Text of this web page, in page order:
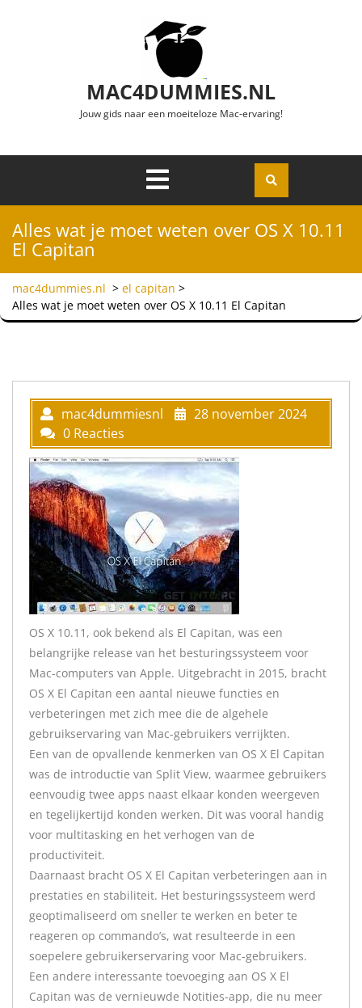
MAC4DUMMIES.NL
Jouw gids naar een moeiteloze Mac-ervaring!
Openen
Alles wat je moet weten over OS X 10.11
El Capitan
mac4dummies.nl > el capitan >
Alles wat je moet weten over OS X 10.11 El Capitan
mac4dummiesnl
28 november 2024
0 Reacties
OS X 10.11, ook bekend als El Capitan, was een
belangrijke release van het besturingssysteem voor
Mac-computers van Apple. Uitgebracht in 2015, bracht
OS X El Capitan een aantal nieuwe functies en
verbeteringen met zich mee die de algehele
gebruikservaring van Mac-gebruikers verrijkten.
Een van de opvallende kenmerken van OS X El Capitan
was de introductie van Split View, waarmee gebruikers
eenvoudig twee apps naast elkaar konden weergeven
en tegelijkertijd konden werken. Dit was vooral handig
voor multitasking en het verhogen van de
productiviteit.
Daarnaast bracht OS X El Capitan verbeteringen aan in
prestaties en stabiliteit. Het besturingssysteem werd
geoptimaliseerd om sneller te werken en beter te
reageren op commando’s, wat resulteerde in een
soepelere gebruikerservaring voor Mac-gebruikers.
Een andere interessante toevoeging aan OS X El
Capitan was de vernieuwde Notities-app, die nu meer